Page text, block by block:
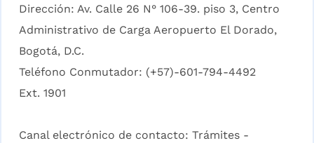
Dirección: Av. Calle 26 N° 106-39. piso 3, Centro
Administrativo de Carga Aeropuerto El Dorado,
Bogotá, D.C.
Teléfono Conmutador: (+57)-601-794-4492
Ext. 1901
Canal electrónico de contacto: Trámites -